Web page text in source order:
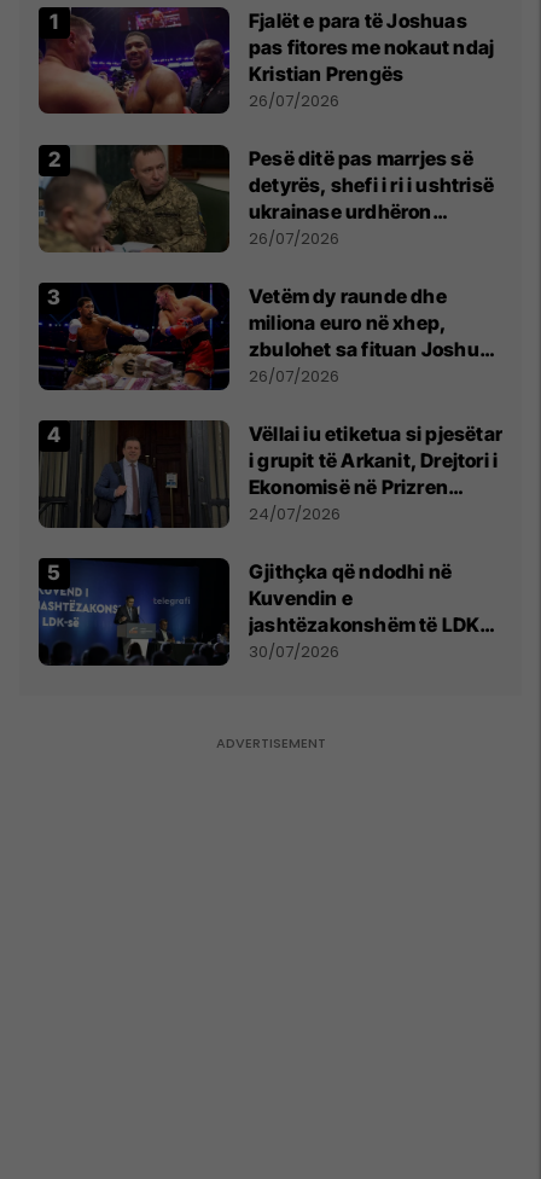
Fjalët e para të Joshuas
pas fitores me nokaut ndaj
Kristian Prengës
26/07/2026
Pesë ditë pas marrjes së
detyrës, shefi i ri i ushtrisë
ukrainase urdhëron
kontroll të madh
26/07/2026
Vetëm dy raunde dhe
miliona euro në xhep,
zbulohet sa fituan Joshua
e Prenga
26/07/2026
Vëllai iu etiketua si pjesëtar
i grupit të Arkanit, Drejtori i
Ekonomisë në Prizren
mohon pretendimet
24/07/2026
Gjithçka që ndodhi në
Kuvendin e
jashtëzakonshëm të LDK-
së
30/07/2026